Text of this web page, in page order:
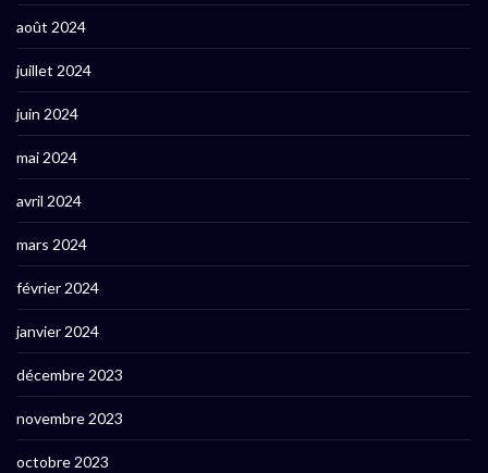
août 2024
juillet 2024
juin 2024
mai 2024
avril 2024
mars 2024
février 2024
janvier 2024
décembre 2023
novembre 2023
octobre 2023